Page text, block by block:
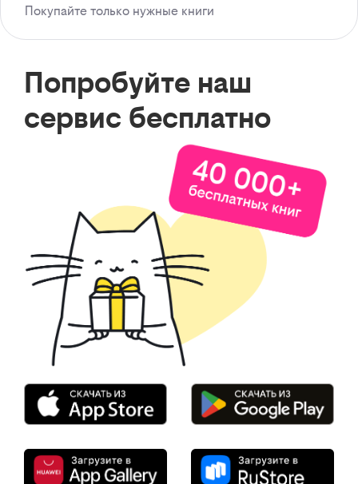
Покупайте только нужные книги
Попробуйте наш
сервис бесплатно